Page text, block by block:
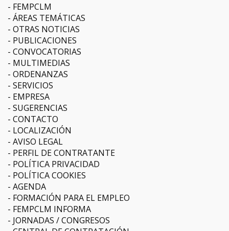
FEMPCLM
ÁREAS TEMÁTICAS
OTRAS NOTICIAS
PUBLICACIONES
CONVOCATORIAS
MULTIMEDIAS
ORDENANZAS
SERVICIOS
EMPRESA
SUGERENCIAS
CONTACTO
LOCALIZACIÓN
AVISO LEGAL
PERFIL DE CONTRATANTE
POLÍTICA PRIVACIDAD
POLÍTICA COOKIES
AGENDA
FORMACIÓN PARA EL EMPLEO
FEMPCLM INFORMA
JORNADAS / CONGRESOS